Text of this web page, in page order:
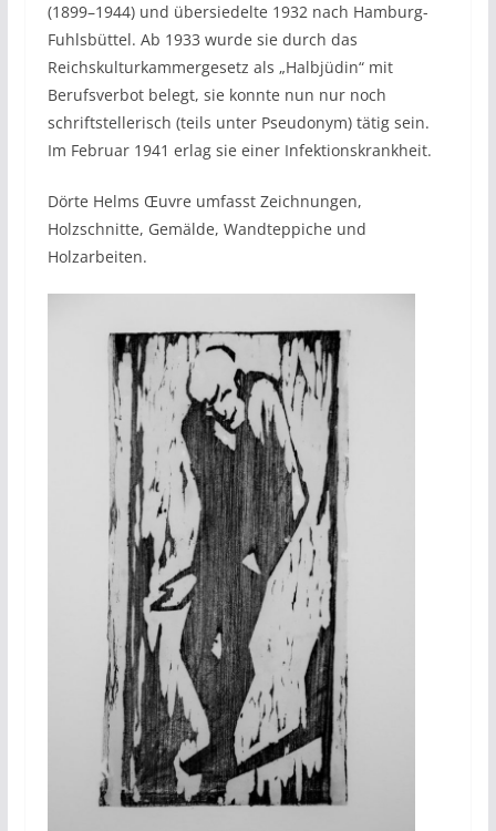
(1899–1944) und übersiedelte 1932 nach Hamburg-
Fuhlsbüttel. Ab 1933 wurde sie durch das
Reichskulturkammergesetz als „Halbjüdin“ mit
Berufsverbot belegt, sie konnte nun nur noch
schriftstellerisch (teils unter Pseudonym) tätig sein.
Im Februar 1941 erlag sie einer Infektionskrankheit.
Dörte Helms Œuvre umfasst Zeichnungen,
Holzschnitte, Gemälde, Wandteppiche und
Holzarbeiten.